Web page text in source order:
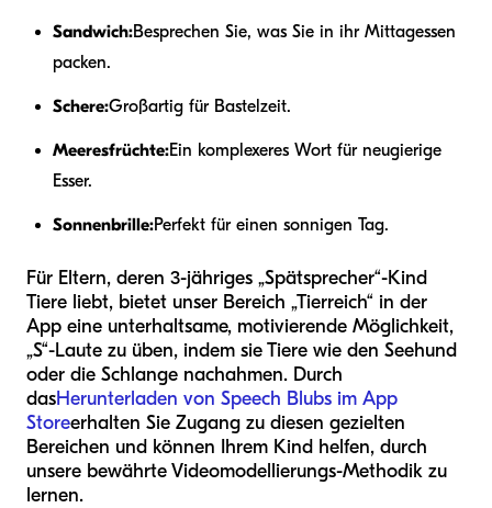
Sandwich:Besprechen Sie, was Sie in ihr Mittagessen
packen.
Schere:Großartig für Bastelzeit.
Meeresfrüchte:Ein komplexeres Wort für neugierige
Esser.
Sonnenbrille:Perfekt für einen sonnigen Tag.
Für Eltern, deren 3-jähriges „Spätsprecher“-Kind
Tiere liebt, bietet unser Bereich „Tierreich“ in der
App eine unterhaltsame, motivierende Möglichkeit,
„S“-Laute zu üben, indem sie Tiere wie den Seehund
oder die Schlange nachahmen. Durch
dasHerunterladen von Speech Blubs im App
Storeerhalten Sie Zugang zu diesen gezielten
Bereichen und können Ihrem Kind helfen, durch
unsere bewährte Videomodellierungs-Methodik zu
lernen.